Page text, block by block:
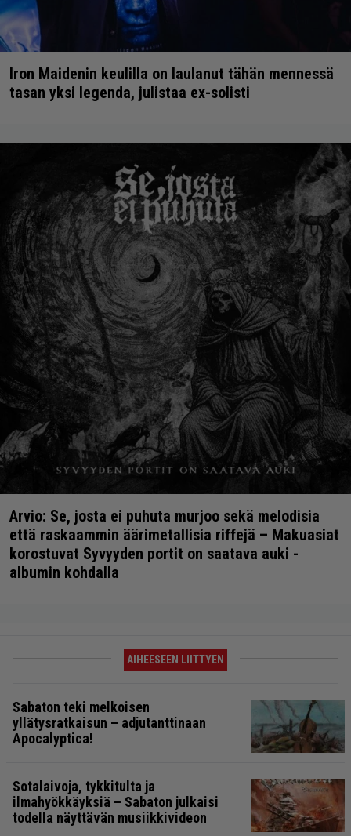
Iron Maidenin keulilla on laulanut tähän mennessä
tasan yksi legenda, julistaa ex-solisti
Arvio: Se, josta ei puhuta murjoo sekä melodisia
että raskaammin äärimetallisia riffejä – Makuasiat
korostuvat Syvyyden portit on saatava auki -
albumin kohdalla
AIHEESEEN LIITTYEN
Sabaton teki melkoisen
yllätysratkaisun – adjutanttinaan
Apocalyptica!
Sotalaivoja, tykkitulta ja
ilmahyökkäyksiä – Sabaton julkaisi
todella näyttävän musiikkivideon